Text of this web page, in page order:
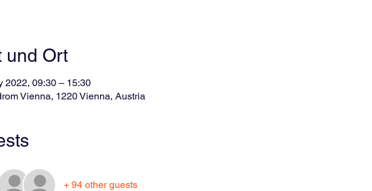
und Ort
2022, 09:30 – 15:30
Vienna, 1220 Vienna, Austria
+ 94 other guests